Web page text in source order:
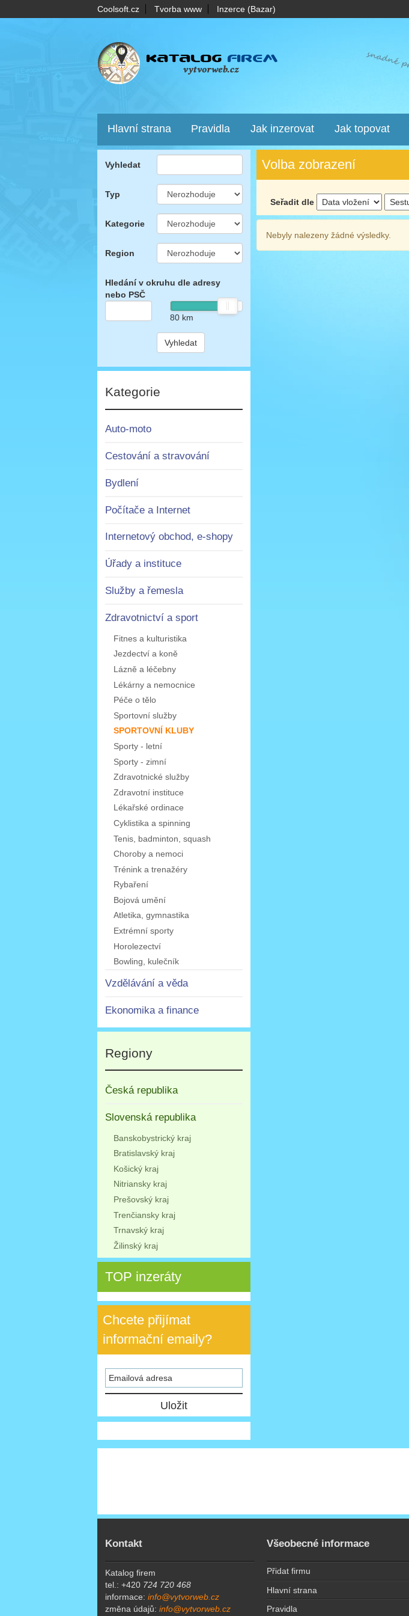
Coolsoft.cz Tvorba www Inzerce (Bazar)
Hlavní strana Pravidla Jak inzerovat Jak topovat
Vyhledat
Typ
Kategorie
Region
Hledání v okruhu dle adresy
nebo PSČ
80km
Vyhledat
Kategorie
Auto-moto
Cestování a stravování
Bydlení
Počítače a Internet
Internetový obchod, e-shopy
Úřady a instituce
Služby a řemesla
Zdravotnictví a sport
Fitnes a kulturistika
Jezdectví a koně
Lázně a léčebny
Lékárny a nemocnice
Péče o tělo
Sportovní služby
SPORTOVNÍ KLUBY
Sporty - letní
Sporty - zimní
Zdravotnické služby
Zdravotní instituce
Lékařské ordinace
Cyklistika a spinning
Tenis, badminton, squash
Choroby a nemoci
Trénink a trenažéry
Rybaření
Bojová umění
Atletika, gymnastika
Extrémní sporty
Horolezectví
Bowling, kulečník
Vzdělávání a věda
Ekonomika a finance
Regiony
Česká republika
Slovenská republika
Banskobystrický kraj
Bratislavský kraj
Košický kraj
Nitriansky kraj
Prešovský kraj
Trenčiansky kraj
Trnavský kraj
Žilinský kraj
TOP inzeráty
Chcete přijímat
informační emaily?
Volba zobrazení
Seřadit dle
Nebyly nalezeny žádné výsledky.
Kontakt
Katalog firem
tel.: +420 724 720 468
informace:info@vytvorweb.cz
změna údajů:info@vytvorweb.cz
Všeobecné informace
Přidat firmu
Hlavní strana
Pravidla